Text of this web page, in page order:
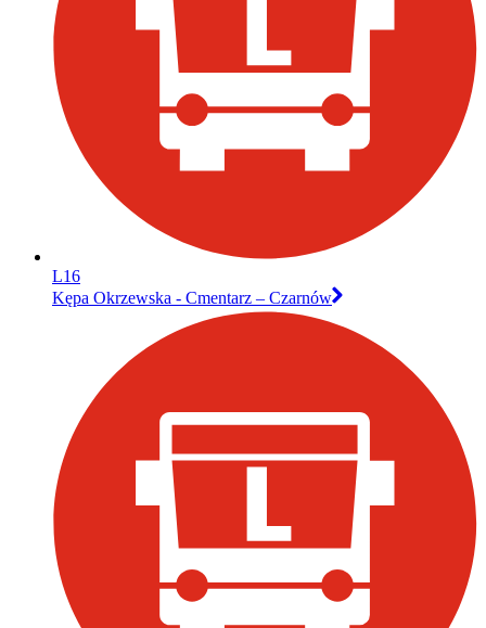
L16
Kępa Okrzewska - Cmentarz – Czarnów